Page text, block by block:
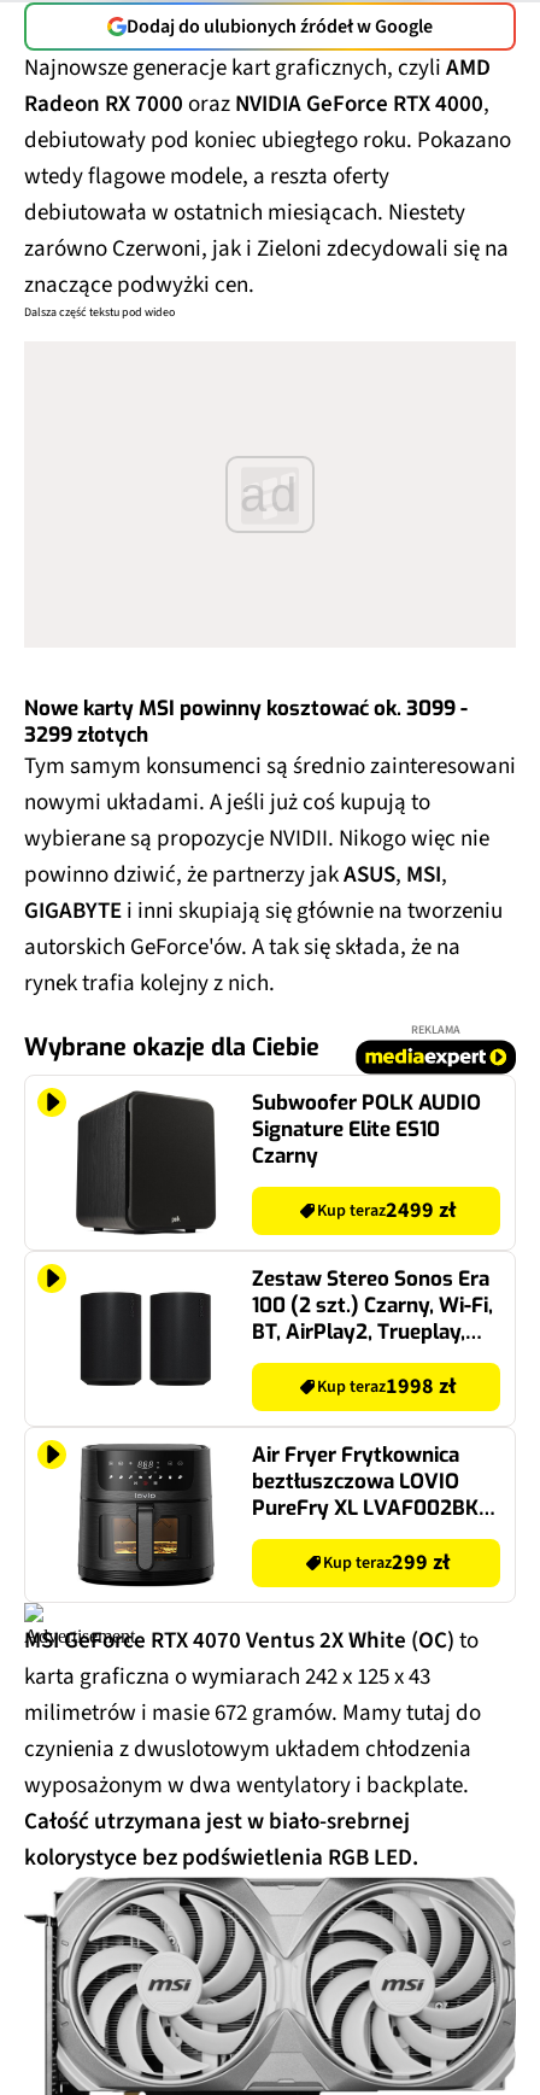
Dodaj do ulubionych źródeł w Google
Najnowsze generacje kart graficznych, czyliAMD
Radeon RX 7000orazNVIDIA GeForce RTX 4000,
debiutowały pod koniec ubiegłego roku. Pokazano
wtedy flagowe modele, a reszta oferty
debiutowała w ostatnich miesiącach. Niestety
zarówno Czerwoni, jak i Zieloni zdecydowali się na
znaczące podwyżki cen.
Dalsza część tekstu pod wideo
ad
Nowe karty MSI powinny kosztować ok. 3099 -
3299 złotych
Tym samym konsumenci są średnio zainteresowani
nowymi układami. A jeśli już coś kupują to
wybierane są propozycje NVIDII. Nikogo więc nie
powinno dziwić, że partnerzy jakASUS, MSI,
GIGABYTEi inni skupiają się głównie na tworzeniu
autorskich GeForce'ów. A tak się składa, że na
rynek trafia kolejny z nich.
Wybrane okazje dla Ciebie
REKLAMA
Subwoofer POLK AUDIO
Signature Elite ES10
Czarny
Kup teraz2499 zł
Zestaw Stereo Sonos Era
100 (2 szt.) Czarny, Wi-Fi,
BT, AirPlay2, Trueplay,
Sterowanie dotykowe,
Odporność na wilgoć,
Aplikacja SONOS
Kup teraz1998 zł
Air Fryer Frytkownica
beztłuszczowa LOVIO
PureFry XL LVAF002BK
6l Wi-Fi z okienkiem do
obserwacji postępów
gotowania
Kup teraz299 zł
MSI GeForce RTX 4070 Ventus 2X White (OC)to
karta graficzna o wymiarach 242 x 125 x 43
milimetrów i masie 672 gramów. Mamy tutaj do
czynienia z dwuslotowym układem chłodzenia
wyposażonym w dwa wentylatory i backplate.
Całość utrzymana jest w biało-srebrnej
kolorystyce bez podświetlenia RGB LED.